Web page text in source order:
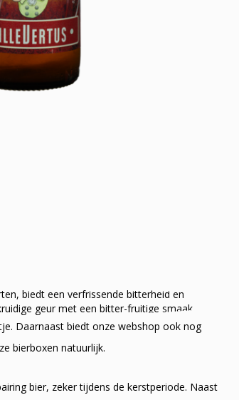
biedt een verfrissende bitterheid en
geur met een bitter-fruitige smaak.
Daarnaast biedt onze webshop ook nog
bierboxen natuurlijk.
bier, zeker tijdens de kerstperiode. Naast